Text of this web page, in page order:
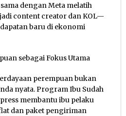
dengan Meta melatih
content creator dan KOL—
baru di ekonomi
sebagai Fokus Utama
perempuan bukan
nyata. Program Ibu Sudah
membantu ibu pelaku
dan paket pengiriman